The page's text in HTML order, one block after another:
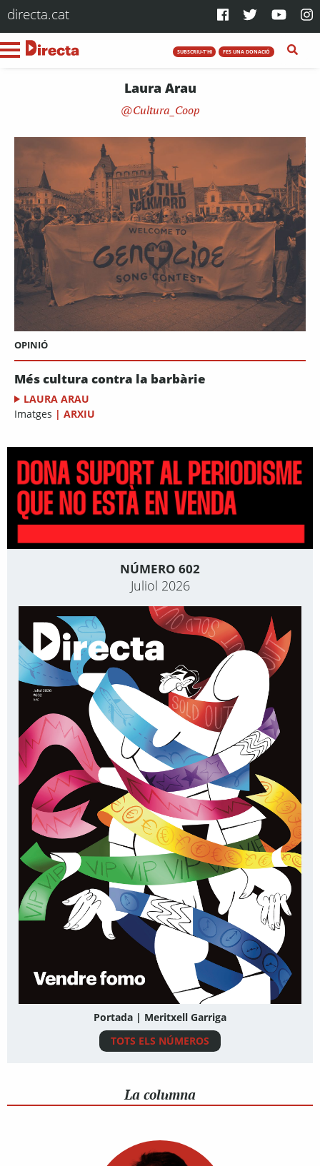
directa.cat
SUBSCRIU-T'HI FES UNA DONACIÓ
Laura Arau
Cultura_Coop
OPINIÓ
Més cultura contra la barbàrie
LAURA ARAU
Imatges | ARXIU
NÚMERO 602
Juliol 2026
Portada | Meritxell Garriga
TOTS ELS NÚMEROS
La columna